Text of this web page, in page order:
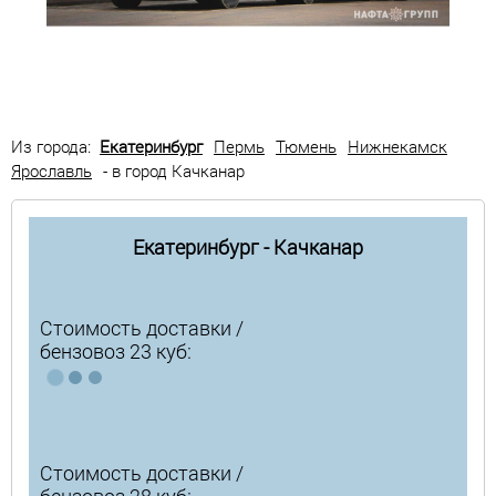
Из города: Екатеринбург Пермь Тюмень Нижнекамск
Ярославль - в город Качканар
Екатеринбург - Качканар
Стоимость доставки /
бензовоз 23 куб:
Стоимость доставки /